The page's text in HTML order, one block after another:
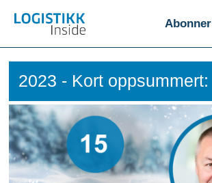
Abonner
2023 - Kort oppsummert: